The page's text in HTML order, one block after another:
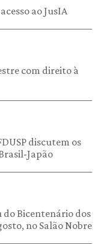
ao JusIA
com direito à
discutem os
Japão
do Bicentenário dos
no Salão Nobre